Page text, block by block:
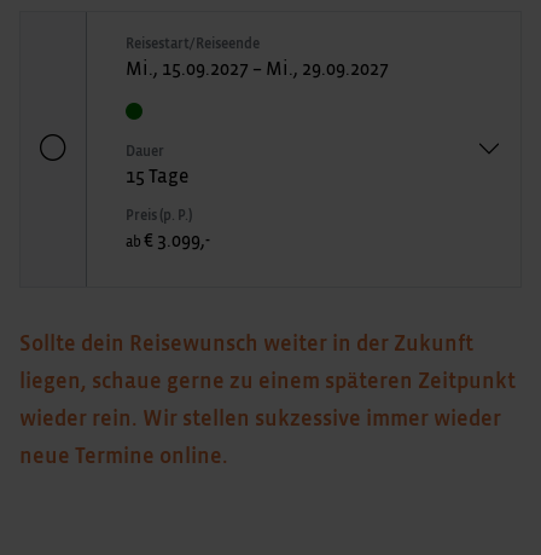
Reisestart/Reiseende
Mi., 15.09.2027 – Mi., 29.09.2027
Dauer
15 Tage
Preis (p. P.)
ab € 3.099,-
Sollte dein Reisewunsch weiter in der Zukunft
liegen, schaue gerne zu einem späteren Zeitpunkt
wieder rein. Wir stellen sukzessive immer wieder
neue Termine online.